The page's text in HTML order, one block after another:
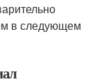
в следующем